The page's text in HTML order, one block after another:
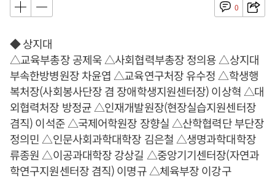
0
◆ 상지대
△교육부총장 공제욱 △사회협력부총장 정의용 △상지대
부속한방병원장 차윤엽 △교육연구처장 유수정 △학생행
복처장(사회봉사단장 겸 장애학생지원센터장) 이상혁 △대
외협력처장 방정균 △인재개발원장(현장실습지원센터장
겸직) 이석준 △국제어학원장 장향실 △산학협력단 부단장
정의민 △인문사회과학대학장 김은철 △생명과학대학장
류종원 △이공과대학장 강상길 △중앙기기센터장(자연과
학연구지원센터장 겸직) 이명규 △체육부장 이강구